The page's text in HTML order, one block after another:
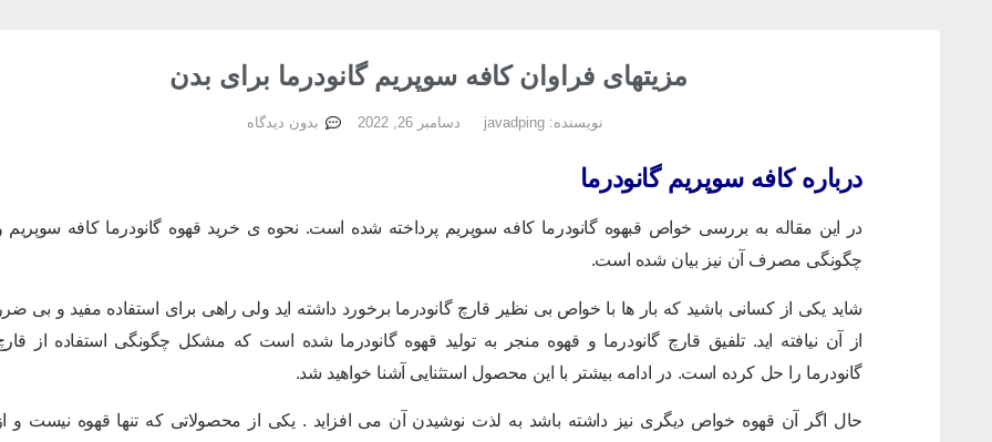
مزیتهای فراوان کافه سوپریم گانودرما برای بدن
نویسنده: javadping دسامبر 26, 2022 بدون دیدگاه
درباره کافه سوپریم گانودرما
در این مقاله به بررسی خواص قبهوه گانودرما کافه سوپریم پرداخته شده است. نحوه ی خرید قهوه گانودرما کافه سوپریم
چگونگی مصرف آن نیز بیان شده است.
شاید یکی از کسانی باشید که بار ها با خواص بی نظیر قارچ گانودرما برخورد داشته اید ولی راهی برای استفاده مفید و بی
از آن نیافته اید. تلفیق قارچ گانودرما و قهوه منجر به تولید قهوه گانودرما شده است که مشکل چگونگی استفاده از
گانودرما را حل کرده است. در ادامه بیشتر با این محصول استثنایی آشنا خواهید شد.
حال اگر آن قهوه خواص دیگری نیز داشته باشد به لذت نوشیدن آن می افزاید . یکی از محصولاتی که تنها قهوه نیست و